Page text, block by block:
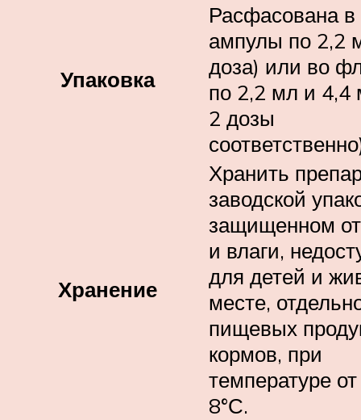
Упаковка
Расфасована в
ампулы по 2,2
доза) или во
по 2,2 мл и 4,4
2 дозы
Хранение
Хранить
заводской
защищенном
и влаги,
для детей и
месте,
пищевых
кормов, при
температуре
8°С.